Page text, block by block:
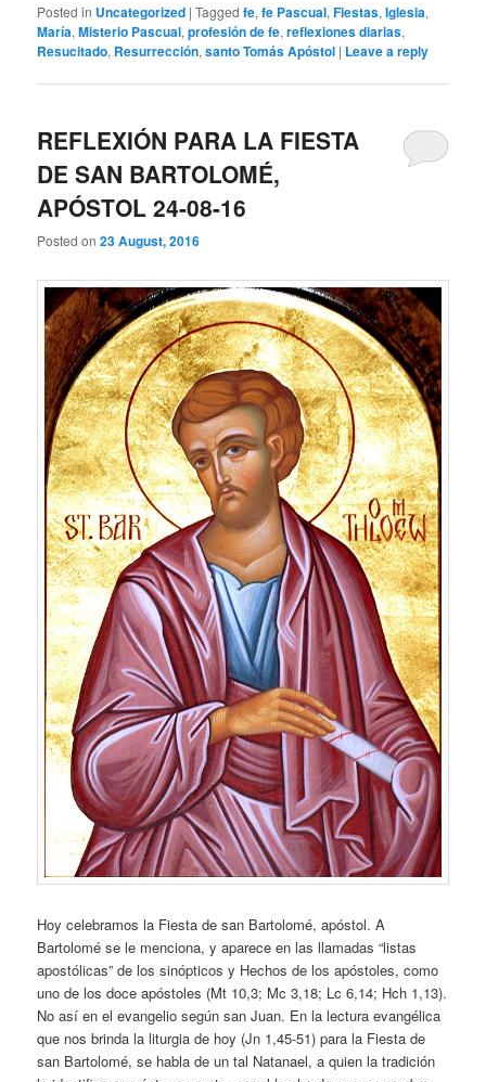
Posted in Uncategorized |Tagged fe,fe Pascual,Fiestas,Iglesia,
María,Misterio Pascual,profesión de fe,reflexiones diarias,
Resucitado, Resurrección,santo Tomás Apóstol | Leave a reply
REFLEXIÓN PARA LA FIESTA
DE SAN BARTOLOMÉ,
APÓSTOL 24-08-16
Posted on23 August, 2016
Hoy celebramos la Fiesta de san Bartolomé, apóstol. A
Bartolomé se le menciona, y aparece en las llamadas “listas
apostólicas” de los sinópticos y Hechos de los apóstoles, como
uno de los doce apóstoles (Mt 10,3; Mc 3,18; Lc 6,14; Hch 1,13).
No así en el evangelio según san Juan. En la lectura evangélica
que nos brinda la liturgia de hoy (Jn 1,45-51) para la Fiesta de
san Bartolomé, se habla de un tal Natanael, a quien la tradición